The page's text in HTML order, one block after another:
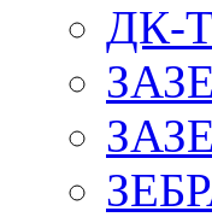
ДК-